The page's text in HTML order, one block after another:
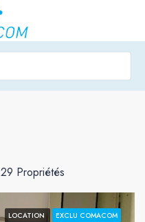
29 Propriétés
LOCATION EXCLU COMACOM